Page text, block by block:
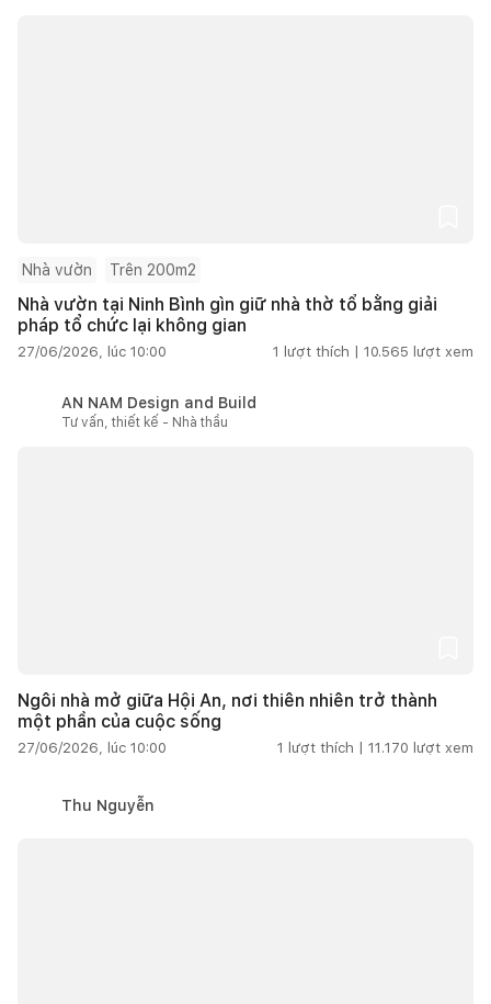
Nhà vườn Trên 200m2
Nhà vườn tại Ninh Bình gìn giữ nhà thờ tổ bằng giải
pháp tổ chức lại không gian
27/06/2026, lúc 10:00 1 lượt thích | 10.565 lượt xem
AN NAM Design and Build
Tư vấn, thiết kế - Nhà thầu
Ngôi nhà mở giữa Hội An, nơi thiên nhiên trở thành
một phần của cuộc sống
27/06/2026, lúc 10:00 1 lượt thích | 11.170 lượt xem
Thu Nguyễn